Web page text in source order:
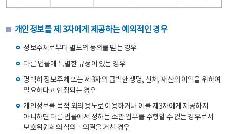
개인정보를 제 3자에게 제공하는 예외적인 경우
정보주체로부터 별도의 동의를 받는 경우
다른 법률에 특별한 규정이 있는 경우
명백히 정보주체 또는 제3자의 급박한 생명, 신체, 재산의 이익을 위하여
필요하다고 인정되는 경우
개인정보를 목적 외의 용도로 이용하거나 이를 제3자에게 제공하지
아니하면 다른 법률에서 정하는 소관 업무를 수행할 수 없는 경우로서
보호위원회의 심의ㆍ의결을 거친 경우